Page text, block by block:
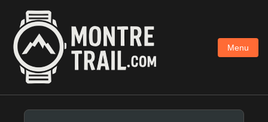
contenu
principal
Menu